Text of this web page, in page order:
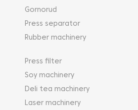
Gornorud
Press separator
Rubber machinery
Press filter
Soy machinery
Deli tea machinery
Laser machinery